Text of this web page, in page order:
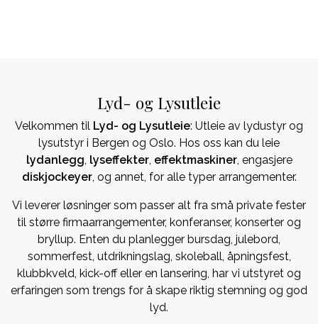
Lyd- og Lysutleie
Velkommen til Lyd- og Lysutleie: Utleie av lydustyr og
lysutstyr i Bergen og Oslo. Hos oss kan du leie
lydanlegg, lyseffekter, effektmaskiner, engasjere
diskjockeyer, og annet, for alle typer arrangementer.
Vi leverer løsninger som passer alt fra små private fester
til større firmaarrangementer, konferanser, konserter og
bryllup. Enten du planlegger bursdag, julebord,
sommerfest, utdrikningslag, skoleball, åpningsfest,
klubbkveld, kick-off eller en lansering, har vi utstyret og
erfaringen som trengs for å skape riktig stemning og god
lyd.